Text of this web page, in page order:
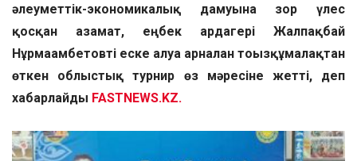
әлеуметтік-экономикалық дамуына зор үлес
қосқан азамат, еңбек ардагері Жалпақбай
Нұрмағамбетовті еске алуға арналған тоғызқұмалақтан
өткен облыстық турнир өз мәресіне жетті, деп
хабарлайды FASTNEWS.KZ.